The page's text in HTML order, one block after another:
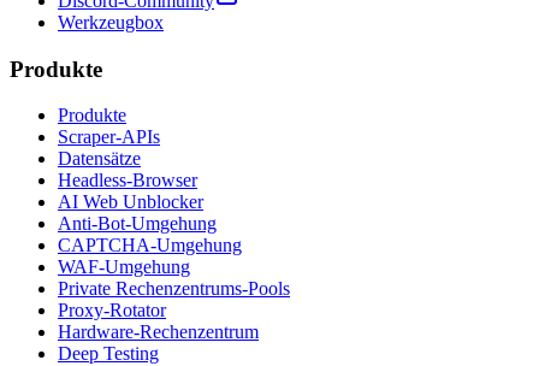
Werkzeugbox
Produkte
Produkte
Scraper-APIs
Datensätze
Headless-Browser
AI Web Unblocker
Anti-Bot-Umgehung
CAPTCHA-Umgehung
WAF-Umgehung
Private Rechenzentrums-Pools
Proxy-Rotator
Hardware-Rechenzentrum
Deep Testing